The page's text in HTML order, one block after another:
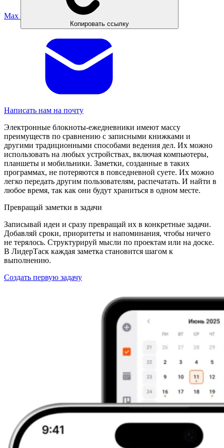
Max
Копировать ссылку
Написать нам на почту
Электронные блокноты-ежедневники имеют массу
преимуществ по сравнению с записными книжками и
другими традиционными способами ведения дел. Их можно
использовать на любых устройствах, включая компьютеры,
планшеты и мобильники. Заметки, созданные в таких
программах, не потеряются в повседневной суете. Их можно
легко передать другим пользователям, распечатать. И найти в
любое время, так как они будут храниться в одном месте.
Превращай заметки в задачи
Записывай идеи и сразу превращай их в конкретные задачи.
Добавляй сроки, приоритеты и напоминания, чтобы ничего
не терялось. Структурируй мысли по проектам или на доске.
В ЛидерТаск каждая заметка становится шагом к
выполнению.
Создать первую задачу